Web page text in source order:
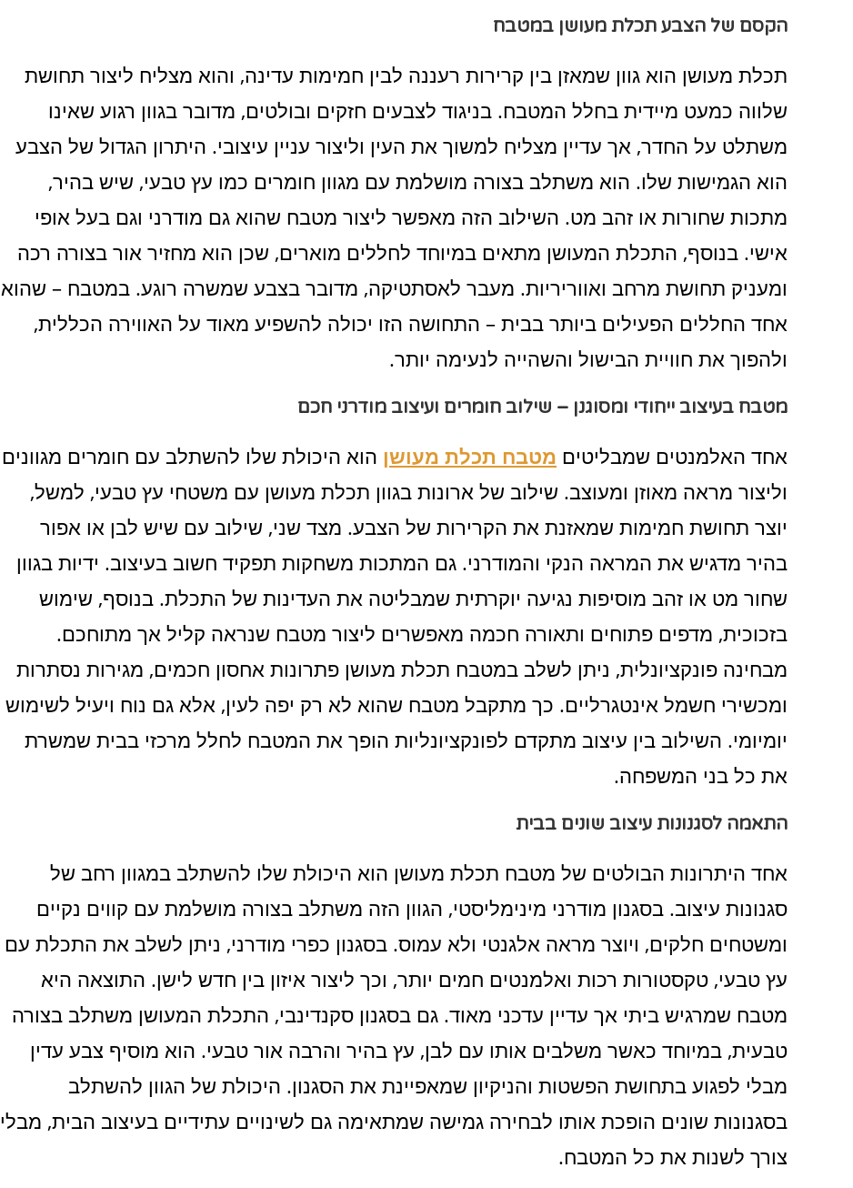
הקסם של הצבע תכלת מעושן במטבח
תכלת מעושן הוא גוון שמאזן בין קרירות רעננה לבין חמימות עדינה, והוא מצליח ליצור תחושת
שלווה כמעט מיידית בחלל המטבח. בניגוד לצבעים חזקים ובולטים, מדובר בגוון רגוע שאינו
משתלט על החדר, אך עדיין מצליח למשוך את העין וליצור עניין עיצובי. היתרון הגדול של הצבע
הוא הגמישות שלו. הוא משתלב בצורה מושלמת עם מגוון חומרים כמו עץ טבעי, שיש בהיר,
מתכות שחורות או זהב מט. השילוב הזה מאפשר ליצור מטבח שהוא גם מודרני וגם בעל אופי
אישי. בנוסף, התכלת המעושן מתאים במיוחד לחללים מוארים, שכן הוא מחזיר אור בצורה רכה
ומעניק תחושת מרחב ואווריריות. מעבר לאסתטיקה, מדובר בצבע שמשרה רוגע. במטבח – שהוא
אחד החללים הפעילים ביותר בבית – התחושה הזו יכולה להשפיע מאוד על האווירה הכללית,
ולהפוך את חוויית הבישול והשהייה לנעימה יותר.
מטבח בעיצוב ייחודי ומסוגנן – שילוב חומרים ועיצוב מודרני חכם
אחד האלמנטים שמבליטים מטבח תכלת מעושן הוא היכולת שלו להשתלב עם חומרים מגוונים
וליצור מראה מאוזן ומעוצב. שילוב של ארונות בגוון תכלת מעושן עם משטחי עץ טבעי, למשל,
יוצר תחושת חמימות שמאזנת את הקרירות של הצבע. מצד שני, שילוב עם שיש לבן או אפור
בהיר מדגיש את המראה הנקי והמודרני. גם המתכות משחקות תפקיד חשוב בעיצוב. ידיות בגוון
שחור מט או זהב מוסיפות נגיעה יוקרתית שמבליטה את העדינות של התכלת. בנוסף, שימוש
בזכוכית, מדפים פתוחים ותאורה חכמה מאפשרים ליצור מטבח שנראה קליל אך מתוחכם.
מבחינה פונקציונלית, ניתן לשלב במטבח תכלת מעושן פתרונות אחסון חכמים, מגירות נסתרות
ומכשירי חשמל אינטגרליים. כך מתקבל מטבח שהוא לא רק יפה לעין, אלא גם נוח ויעיל לשימוש
יומיומי. השילוב בין עיצוב מתקדם לפונקציונליות הופך את המטבח לחלל מרכזי בבית שמשרת
את כל בני המשפחה.
התאמה לסגנונות עיצוב שונים בבית
אחד היתרונות הבולטים של מטבח תכלת מעושן הוא היכולת שלו להשתלב במגוון רחב של
סגנונות עיצוב. בסגנון מודרני מינימליסטי, הגוון הזה משתלב בצורה מושלמת עם קווים נקיים
ומשטחים חלקים, ויוצר מראה אלגנטי ולא עמוס. בסגנון כפרי מודרני, ניתן לשלב את התכלת עם
עץ טבעי, טקסטורות רכות ואלמנטים חמים יותר, וכך ליצור איזון בין חדש לישן. התוצאה היא
מטבח שמרגיש ביתי אך עדיין עדכני מאוד. גם בסגנון סקנדינבי, התכלת המעושן משתלב בצורה
טבעית, במיוחד כאשר משלבים אותו עם לבן, עץ בהיר והרבה אור טבעי. הוא מוסיף צבע עדין
מבלי לפגוע בתחושת הפשטות והניקיון שמאפיינת את הסגנון. היכולת של הגוון להשתלב
בסגנונות שונים הופכת אותו לבחירה גמישה שמתאימה גם לשינויים עתידיים בעיצוב הבית, מבלי
צורך לשנות את כל המטבח.